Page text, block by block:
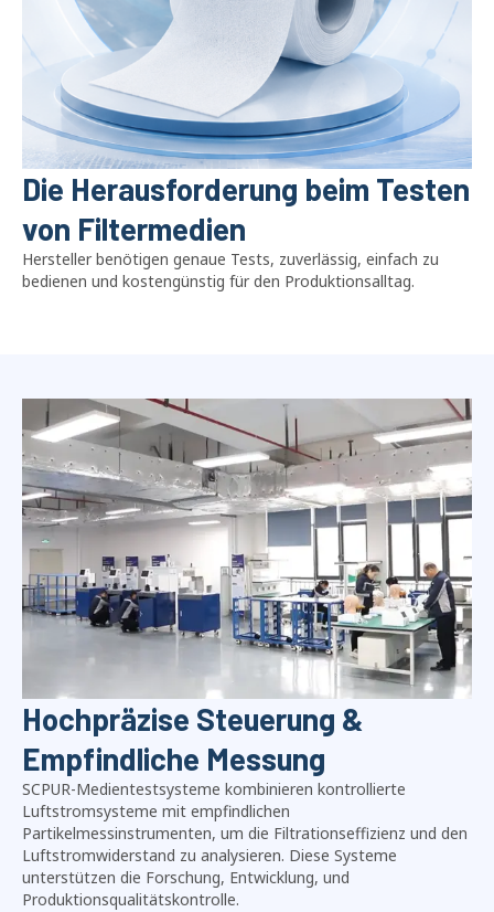
Die Herausforderung beim Testen
von Filtermedien
Hersteller benötigen genaue Tests, zuverlässig, einfach zu
bedienen und kostengünstig für den Produktionsalltag.
Hochpräzise Steuerung &
Empfindliche Messung
SCPUR-Medientestsysteme kombinieren kontrollierte
Luftstromsysteme mit empfindlichen
Partikelmessinstrumenten, um die Filtrationseffizienz und den
Luftstromwiderstand zu analysieren. Diese Systeme
unterstützen die Forschung, Entwicklung, und
Produktionsqualitätskontrolle.